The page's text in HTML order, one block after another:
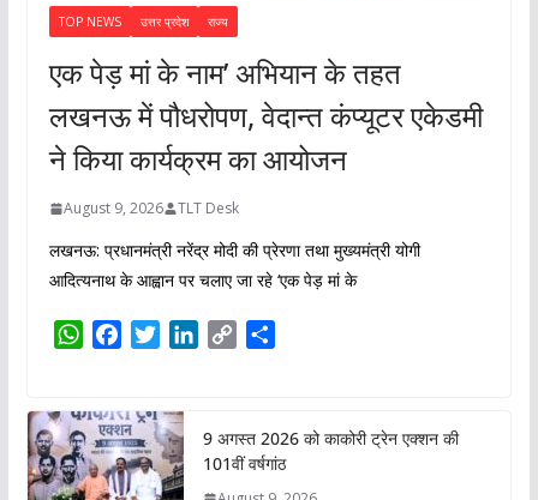
TOP NEWS उत्तर प्रदेश राज्य
एक पेड़ मां के नाम’ अभियान के तहत
लखनऊ में पौधरोपण, वेदान्त कंप्यूटर एकेडमी
ने किया कार्यक्रम का आयोजन
August 9, 2026 TLT Desk
लखनऊ: प्रधानमंत्री नरेंद्र मोदी की प्रेरणा तथा मुख्यमंत्री योगी
आदित्यनाथ के आह्वान पर चलाए जा रहे ‘एक पेड़ मां के
W
t
s
A
e
b
o
t
t
e
e
d
L
i
e
9 अगस्त 2026 को काकोरी ट्रेन एक्शन की
101वीं वर्षगांठ